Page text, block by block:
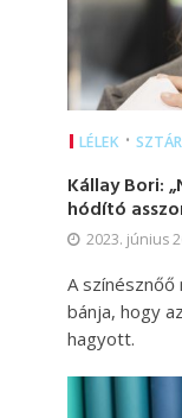
LÉLEK • SZTÁR
Kállay Bori:
hódító
2023. június
A
bánja, hogy
hagyott.